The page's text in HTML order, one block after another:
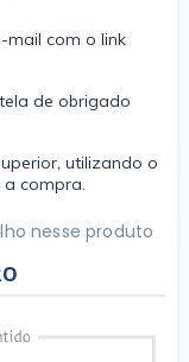
com o link
de obrigado
utilizando o
compra.
nesse produto